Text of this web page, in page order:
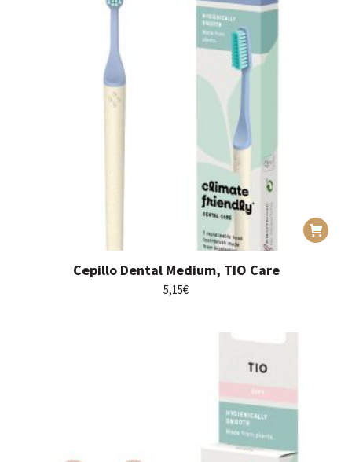
Cepillo Dental Medium, TIO Care
5,15€